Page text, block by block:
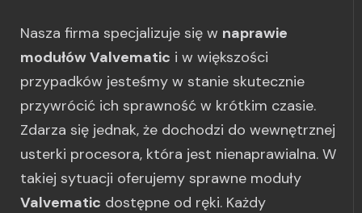
Nasza firma specjalizuje się w naprawie
modułów Valvematic i w większości
przypadków jesteśmy w stanie skutecznie
przywrócić ich sprawność w krótkim czasie.
Zdarza się jednak, że dochodzi do wewnętrznej
usterki procesora, która jest nienaprawialna. W
takiej sytuacji oferujemy sprawne moduły
Valvematic dostępne od ręki. Każdy